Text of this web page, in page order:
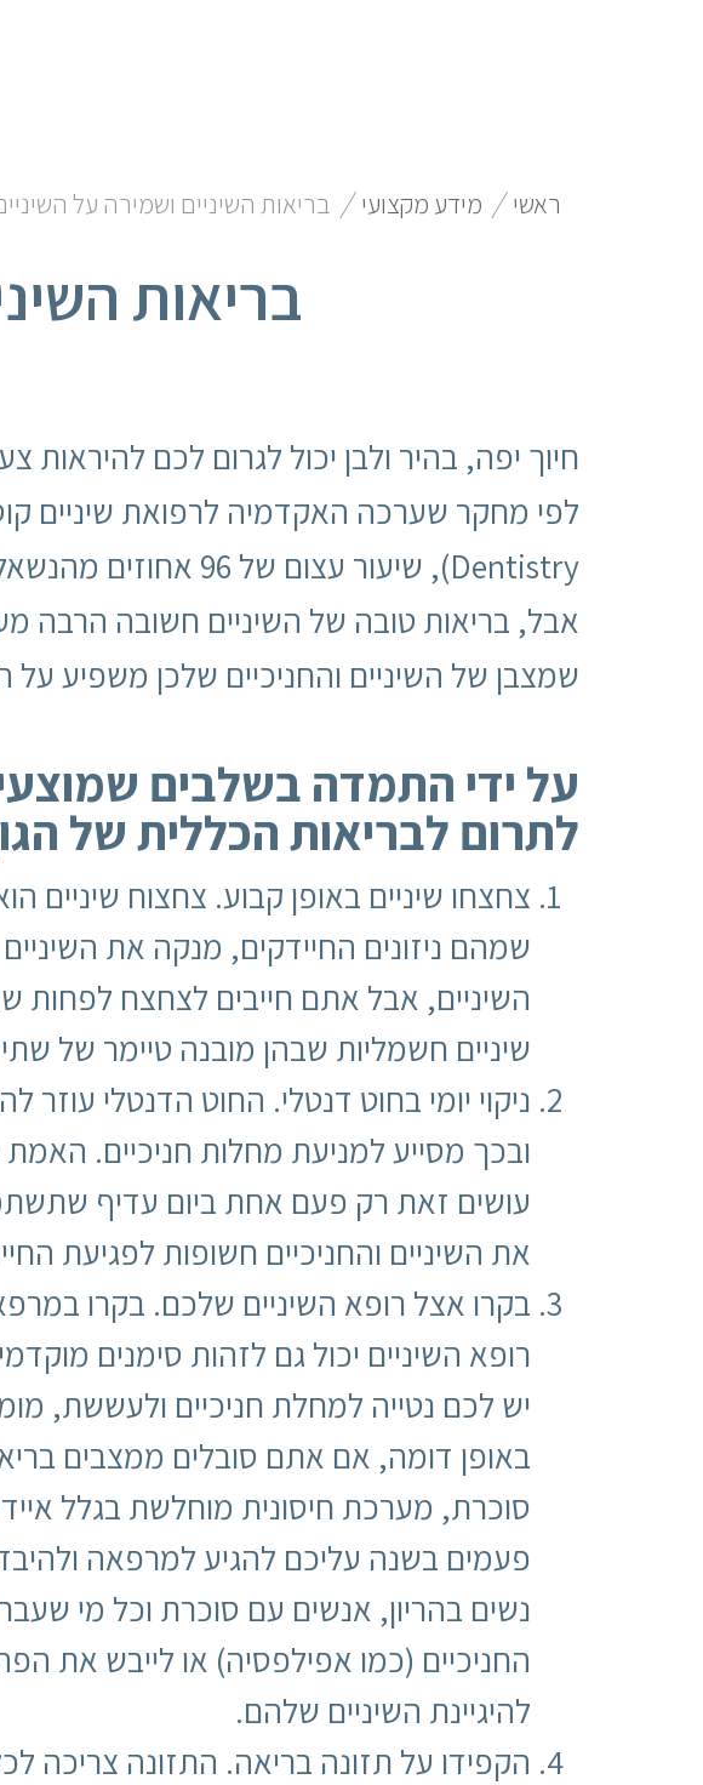
ראשי / מידע מקצועי / בריאות השיניים ושמירה על
בריאות
חיוך יפה, בהיר ולבן יכול לגרום לכם
Dentistry), שיעור עצום של 96 אחוזים מהנשאלים מאמינים שחיוך אטרקטיבי גורם לאדם להיראות מושך יותר.
אבל, בריאות טובה של השיניים חשובה
שמצבן של השיניים והחניכיים שלכן משפיע
על ידי התמדה בשלבים
לתרום לבריאות הכללית של
צחצחו שיניים באופן קבוע. צחצוח שיניים
שמהם ניזונים החיידקים, מנקה את
השיניים, אבל אתם חייבים לצחצח
שיניים חשמליות שבהן מובנה טיימר של
ניקוי יומי בחוט דנטלי. החוט הדנטלי
ובכך מסייע למניעת מחלות חניכיים.
עושים זאת רק פעם אחת ביום עדיף
את השיניים והחניכיים חשופות לפגיעת
בקרו אצל רופא השיניים שלכם. בקרו
רופא השיניים יכול גם לזהות סימנים
יש לכם נטייה למחלת חניכיים ולעששת,
באופן דומה, אם אתם סובלים ממצבים
סוכרת, מערכת חיסונית מוחלשת בגלל
פעמים בשנה עליכם להגיע למרפאה
נשים בהריון, אנשים עם סוכרת וכל מי
החניכיים (כמו אפילפסיה) או לייבש את
להיגיינת השיניים שלהם.
הקפידו על תזונה בריאה. התזונה צריכה